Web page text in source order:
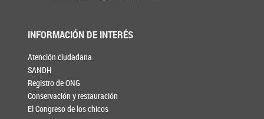
INFORMACIÓN DE INTERÉS
Atención ciudadana
SANDH
Registro de ONG
Conservación y restauración
El Congreso de los chicos